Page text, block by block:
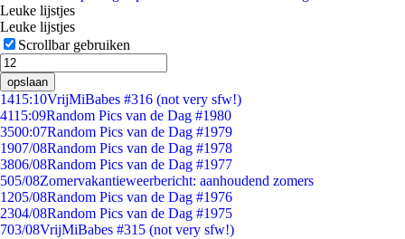
Leuke lijstjes
Leuke lijstjes
Scrollbar gebruiken
opslaan
1415:10VrijMiBabes #316 (not very sfw!)
4115:09Random Pics van de Dag #1980
3500:07Random Pics van de Dag #1979
1907/08Random Pics van de Dag #1978
3806/08Random Pics van de Dag #1977
505/08Zomervakantieweerbericht: aanhoudend zomers
1205/08Random Pics van de Dag #1976
2304/08Random Pics van de Dag #1975
703/08VrijMiBabes #315 (not very sfw!)